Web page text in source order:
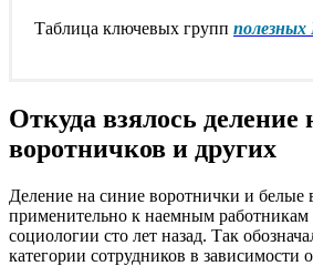
Таблица ключевых групп
Откуда взялось деление
воротничков и других
Деление на синие воротнички и белые
применительно к наемным работникам
социологии сто лет назад. Так
категории сотрудников в зависимости